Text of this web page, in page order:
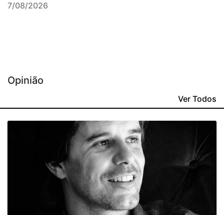
7/08/2026
Opinião
Ver Todos